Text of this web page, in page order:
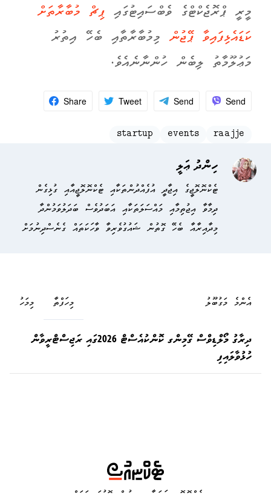
މީރީ ޕްރޮޖެކްޓްގެ ވެބްސައިޓުގައި ޕިޗް މުބާރާތަށް
ކަޑައެޅިފައިވާ ޕޭޖުންމިމުބާރާތާއި ބެހޭ އިތުރު
މަޢުލޫމާތު ލިބެން ހުންނާނެއެވެ.
Share Tweet Send Send
startup events raajje
ހިންދު ޢަލީ
ޓެކްނޮލޮޖީގެ އިޖާދީ އުފެއްދުންތަކާއި ޓެކްނޮލޮޖީއާއި ގުޅިގެން
ދިމާވާ އިޖުތިމާއި މައްސަލަތަކާއި އަބަދުވެސް ބަދަލުވަމުންދާ
މިދާއިރާއާ ބެހޭ ގޮތުން ޝައުގުވެރިވާ ވާހަކަތައް ގެނެސްދިނުމަށް
އެންމެ މަގުބޫލު މިމަހު މިހަފްތާ
ދިރާގު މޯލްޑިވްސް ގޭމިންގ ކޮންކުއެސްޓް 2026ގައި ރަޖިސްޓްރީވާން
ހުޅުވާލައިފި